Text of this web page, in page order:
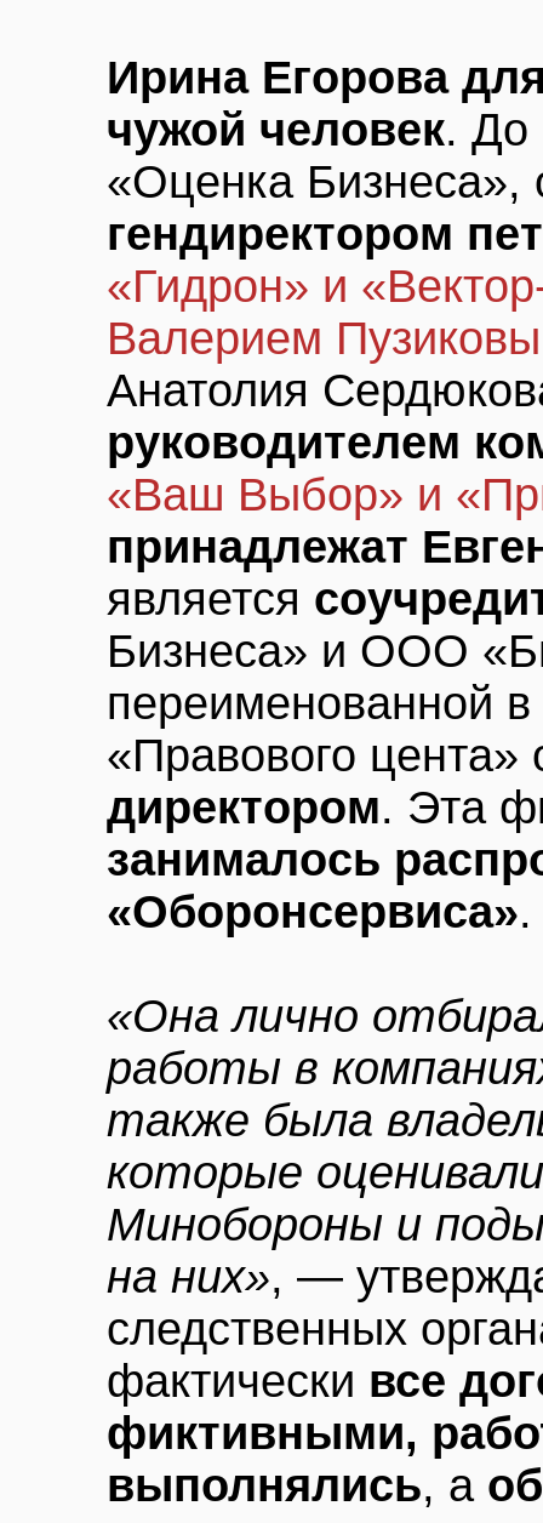
Ирина Егорова
чужой человек. До
«Оценка Бизнеса»,
гендиректором
«Гидрон» и
Валерием
Анатолия
руководителем
«Ваш Выбор» и
принадлежат
является
Бизнеса» и ООО
переименованной
«Правового
директором. Эта
занималось
«Оборонсервиса».
«Она лично
работы в
также была
которые
Минобороны и
на них», —
следственных
фактически все
фиктивными,
выполнялись, а